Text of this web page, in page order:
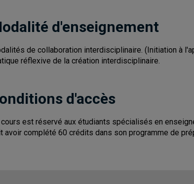
d'enseignement
de collaboration interdisciplinaire. (Initiation à
réflexive de la création interdisciplinaire.
d'accès
cours est réservé aux étudiants spécialisés en
avoir complété 60 crédits dans son programme de